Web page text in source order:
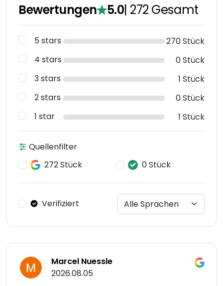
Bewertungen 5.0| 272 Gesamt
5 stars
270 Stück
4 stars
0 Stück
3 stars
1 Stück
2 stars
0 Stück
1 star
1 Stück
Quellenfilter
272 Stück
0 Stück
Verifiziert
Marcel Nuessle
2026.08.05